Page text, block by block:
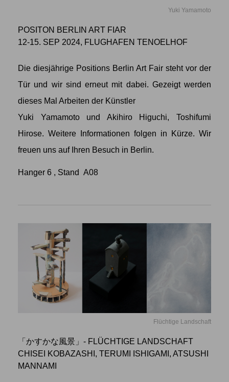
Yuki Yamamoto
POSITON BERLIN ART FIAR
12-15. SEP 2024, FLUGHAFEN TENOELHOF
Die diesjährige Positions Berlin Art Fair steht vor der
Tür und wir sind erneut mit dabei. Gezeigt werden
dieses Mal Arbeiten der Künstler
Yuki Yamamotound Akihiro Higuchi,Toshifumi
Hirose. Weitere Informationen folgen in Kürze. Wir
freuen uns auf Ihren Besuch in Berlin.
Hanger 6 , Stand A08
Flüchtige Landschaft
「かすかな風景」- FLÜCHTIGE LANDSCHAFT
CHISEI KOBAZASHI, TERUMI ISHIGAMI, ATSUSHI
MANNAMI